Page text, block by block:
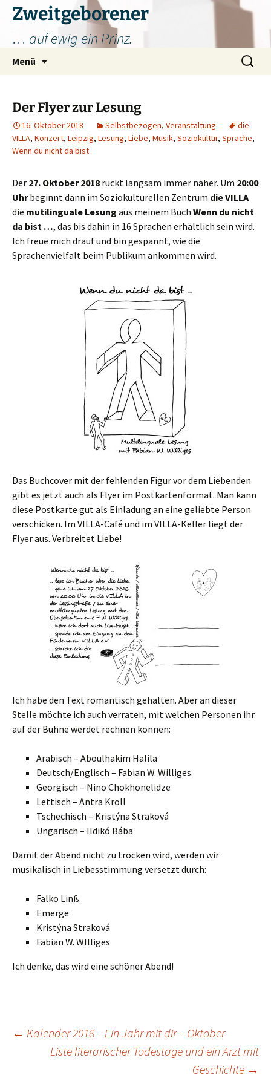
Zum
Inhalt
springen
Zweitgeborener
… auf ewig ein Prinz.
Menü
Suchen
nach:
Der Flyer zur Lesung
16. Oktober 2018 Selbstbezogen, Veranstaltung
die
VILLA, Konzert, Leipzig, Lesung, Liebe, Musik, Soziokultur, Sprache,
Wenn du nicht da bist
Der 27. Oktober 2018 rückt langsam immer näher. Um 20:00
Uhrbeginnt dann im Soziokulturellen Zentrum die VILLA
die mutilinguale Lesung aus meinem Buch Wenn du nicht
da bist …, das bis dahin in 16 Sprachen erhältlich sein wird.
Ich freue mich drauf und bin gespannt, wie die
Sprachenvielfalt beim Publikum ankommen wird.
Das Buchcover mit der fehlenden Figur vor dem Liebenden
gibt es jetzt auch als Flyer im Postkartenformat. Man kann
diese Postkarte gut als Einladung an eine geliebte Person
verschicken. Im VILLA-Café und im VILLA-Keller liegt der
Flyer aus. Verbreitet Liebe!
Ich habe den Text romantisch gehalten. Aber an dieser
Stelle möchte ich auch verraten, mit welchen Personen ihr
auf der Bühne werdet rechnen können:
Arabisch – Aboulhakim Halila
Deutsch/Englisch – Fabian W. Williges
Georgisch – Nino Chokhonelidze
Lettisch – Antra Kroll
Tschechisch – Kristýna Straková
Ungarisch – Ildikó Bába
Damit der Abend nicht zu trocken wird, werden wir
musikalisch in Liebesstimmung versetzt durch:
Falko Linß
Emerge
Kristýna Straková
Fabian W. WIlliges
Ich denke, das wird eine schöner Abend!
Beitragsnavigation
← Kalender 2018 – Ein Jahr mit dir – Oktober
Liste literarischer Todestage und ein Arzt mit
Geschichte →